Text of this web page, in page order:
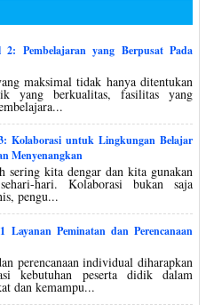
Pembelajaran yang Berpusat Pada
maksimal tidak hanya ditentukan
yang berkualitas, fasilitas yang
Kolaborasi untuk Lingkungan Belajar
Menyenangkan
sering kita dengar dan kita gunakan
hari. Kolaborasi bukan saja
pengu...
Layanan Peminatan dan Perencanaan
perencanaan individual diharapkan
kebutuhan peserta didik dalam
dan kemampu...